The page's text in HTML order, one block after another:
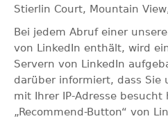
Stierlin Court, Mountain
Bei jedem Abruf einer
von LinkedIn enthält, wird
Servern von LinkedIn
darüber informiert, dass Sie
mit Ihrer IP-Adresse besucht
„Recommend-Button“ von